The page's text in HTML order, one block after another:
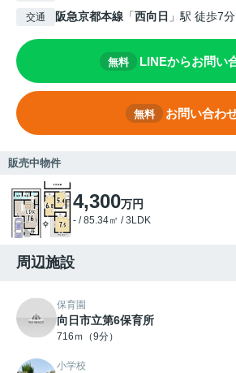
交通 阪急京都本線 「西向日 」駅 徒歩7分
無料 LINEからお問い
無料 お問い合わ
販売中物件
4,300万円
- / 85.34㎡ / 3LDK
周辺施設
保育園
向日市立第6保育所
716ｍ（9分）
小学校